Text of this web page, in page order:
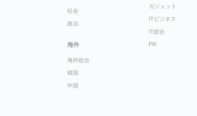
社会
政治
海外
海外総合
韓国
中国
ガジェット
ITビジネス
IT総合
PR